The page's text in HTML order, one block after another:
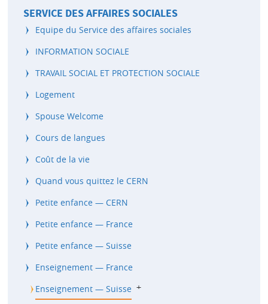
SERVICE DES AFFAIRES SOCIALES
Equipe du Service des affaires sociales
INFORMATION SOCIALE
TRAVAIL SOCIAL ET PROTECTION SOCIALE
Logement
Spouse Welcome
Cours de langues
Coût de la vie
Quand vous quittez le CERN
Petite enfance — CERN
Petite enfance — France
Petite enfance — Suisse
Enseignement — France
Enseignement — Suisse b